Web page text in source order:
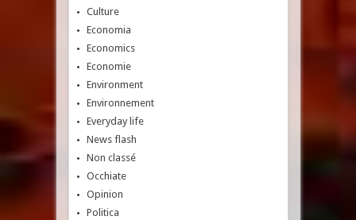
Culture
Economia
Economics
Economie
Environment
Environnement
Everyday life
News flash
Non classé
Occhiate
Opinion
Politica